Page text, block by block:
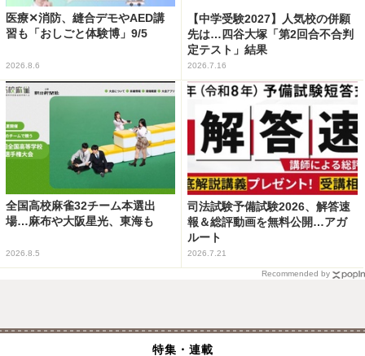
医療✕消防、縫合デモやAED講
習も「おしごと体験博」9/5
2026.8.6
【中学受験2027】人気校の併願
先は…四谷大塚「第2回合不合判
定テスト」結果
2026.7.16
全国高校麻雀32チーム本選出
場…麻布や大阪星光、東海も
2026.8.5
司法試験予備試験2026、解答速
報＆総評動画を無料公開…アガ
ルート
2026.7.21
Recommended by
特集・連載